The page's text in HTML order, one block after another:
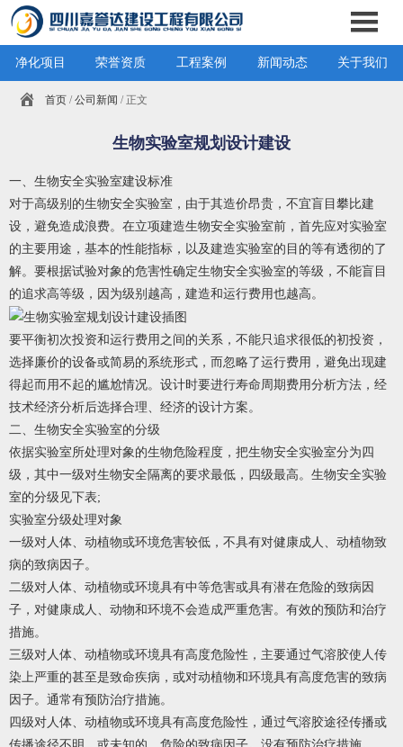
净化项目 荣誉资质 工程案例 新闻动态 关于我们
首页 /公司新闻 / 正文
生物实验室规划设计建设
一、生物安全实验室建设标准
对于高级别的生物安全实验室，由于其造价昂贵，不宜盲目攀比建
设，避免造成浪费。在立项建造生物安全实验室前，首先应对实验室
的主要用途，基本的性能指标，以及建造实验室的目的等有透彻的了
解。要根据试验对象的危害性确定生物安全实验室的等级，不能盲目
的追求高等级，因为级别越高，建造和运行费用也越高。
要平衡初次投资和运行费用之间的关系，不能只追求很低的初投资，
选择廉价的设备或简易的系统形式，而忽略了运行费用，避免出现建
得起而用不起的尴尬情况。设计时要进行寿命周期费用分析方法，经
技术经济分析后选择合理、经济的设计方案。
二、生物安全实验室的分级
依据实验室所处理对象的生物危险程度，把生物安全实验室分为四
级，其中一级对生物安全隔离的要求最低，四级最高。生物安全实验
室的分级见下表;
实验室分级处理对象
一级对人体、动植物或环境危害较低，不具有对健康成人、动植物致
病的致病因子。
二级对人体、动植物或环境具有中等危害或具有潜在危险的致病因
子，对健康成人、动物和环境不会造成严重危害。有效的预防和治疗
措施。
三级对人体、动植物或环境具有高度危险性，主要通过气溶胶使人传
染上严重的甚至是致命疾病，或对动植物和环境具有高度危害的致病
因子。通常有预防治疗措施。
四级对人体、动植物或环境具有高度危险性，通过气溶胶途径传播或